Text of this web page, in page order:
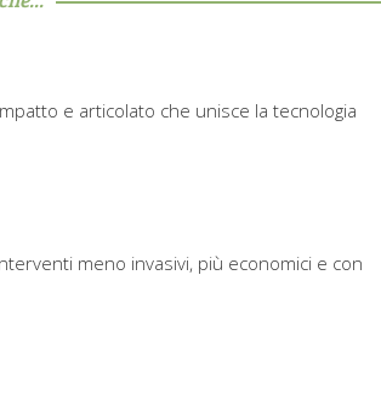
e articolato che unisce la tecnologia
meno invasivi, più economici e con